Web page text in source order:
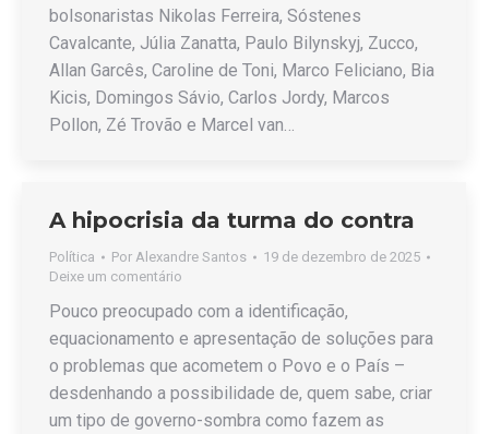
bolsonaristas Nikolas Ferreira, Sóstenes
Cavalcante, Júlia Zanatta, Paulo Bilynskyj, Zucco,
Allan Garcês, Caroline de Toni, Marco Feliciano, Bia
Kicis, Domingos Sávio, Carlos Jordy, Marcos
Pollon, Zé Trovão e Marcel van…
A hipocrisia da turma do contra
Política Por Alexandre Santos
19 de dezembro de 2025
Deixe um comentário
Pouco preocupado com a identificação,
equacionamento e apresentação de soluções para
o problemas que acometem o Povo e o País –
desdenhando a possibilidade de, quem sabe, criar
um tipo de governo-sombra como fazem as